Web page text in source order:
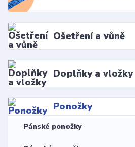
Ošetření a vůně
Doplňky a vložky
Ponožky
Pánské ponožky